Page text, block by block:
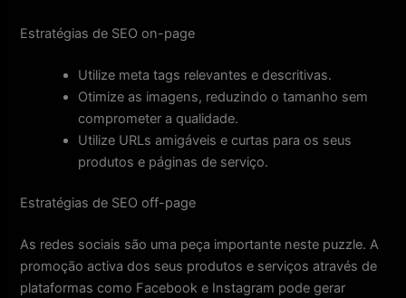
Estratégias de SEO on-page
Utilize meta tags relevantes e descritivas.
Otimize as imagens, reduzindo o tamanho sem
comprometer a qualidade.
Utilize URLs amigáveis e curtas para os seus
produtos e páginas de serviço.
Estratégias de SEO off-page
As redes sociais são uma peça importante neste puzzle. A
promoção activa dos seus produtos e serviços através de
plataformas como Facebook e Instagram pode gerar